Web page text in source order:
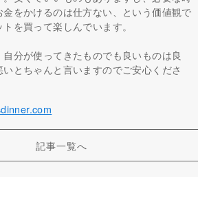
をかけるのは仕方ない、という価値観で
を買って楽しんでいます。
分が使ってきたものでも良いものは良
とちゃんと言いますのでご安心くださ
記事一覧へ